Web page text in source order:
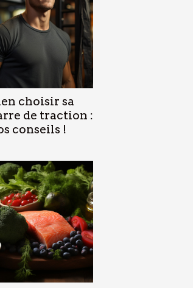
choisir sa
de traction :
conseils !